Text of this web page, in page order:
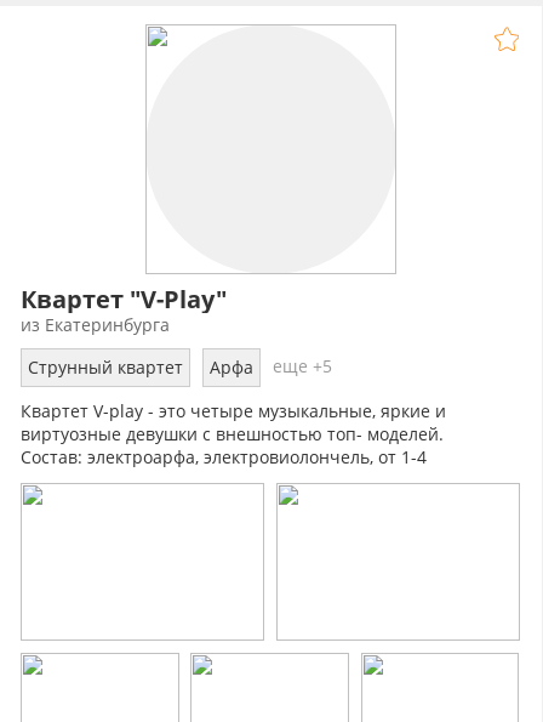
Квартет "V-Play"
из Екатеринбурга
Струнный квартет
Арфа
еще +5
Квартет V-play - это четыре музыкальные, яркие и
виртуозные девушки с внешностью топ- моделей.
Состав: электроарфа, электровиолончель, от 1-4
электроскрипки, флейта, клавиши.